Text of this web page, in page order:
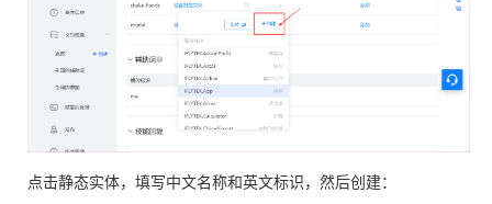
点击静态实体，填写中文名称和英文标识，然后创建：